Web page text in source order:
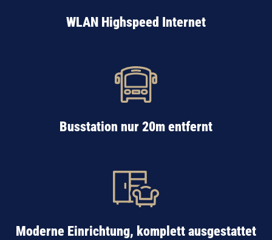
WLAN Highspeed Internet
Busstation nur 20m entfernt
Moderne Einrichtung, komplett ausgestattet